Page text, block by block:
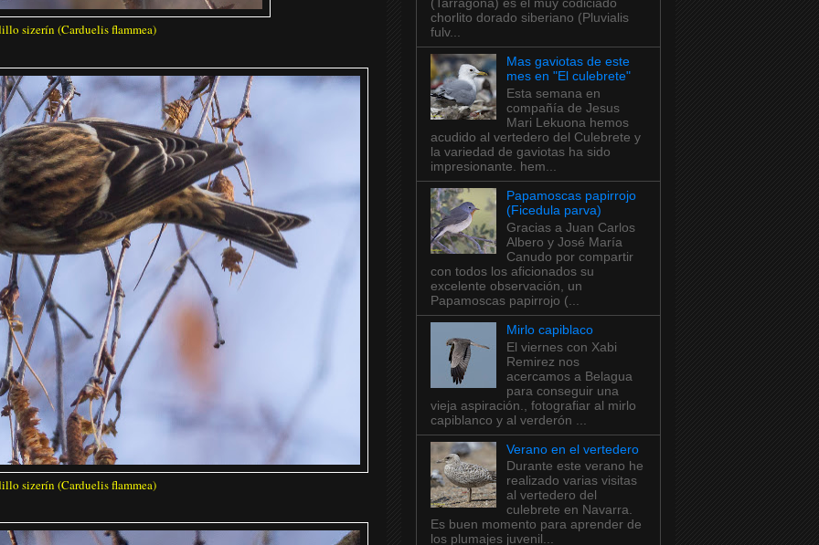
sizerín (Carduelis flammea)
sizerín (Carduelis flammea)
chorlito dorado siberiano (Pluvialis
fulv...
Mas gaviotas de este
mes en "El culebrete"
Esta semana en
compañía de Jesus
Mari Lekuona hemos
acudido al vertedero del Culebrete y
la variedad de gaviotas ha sido
impresionante. hem...
Papamoscas papirrojo
(Ficedula parva)
Gracias a Juan Carlos
Albero y José María
Canudo por compartir
con todos los aficionados su
excelente observación, un
Papamoscas papirrojo (...
Mirlo capiblaco
El viernes con Xabi
Remirez nos
acercamos a Belagua
para conseguir una
vieja aspiración., fotografiar al mirlo
capiblanco y al verderón ...
Verano en el vertedero
Durante este verano he
realizado varias visitas
al vertedero del
culebrete en Navarra.
Es buen momento para aprender de
los plumajes juvenil...